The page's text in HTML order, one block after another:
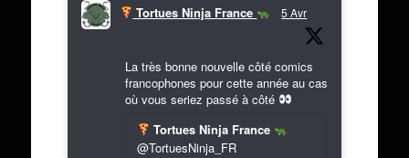
Tortues Ninja France 5 Avr
La très bonne nouvelle côté comics
francophones pour cette année au cas
où vous seriez passé à côté
Tortues Ninja France
@TortuesNinja_FR